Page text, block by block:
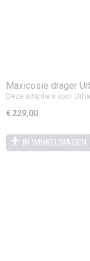
Maxicosie drager
Deze adapters voor
€ 229,00
IN WINKELWAGEN